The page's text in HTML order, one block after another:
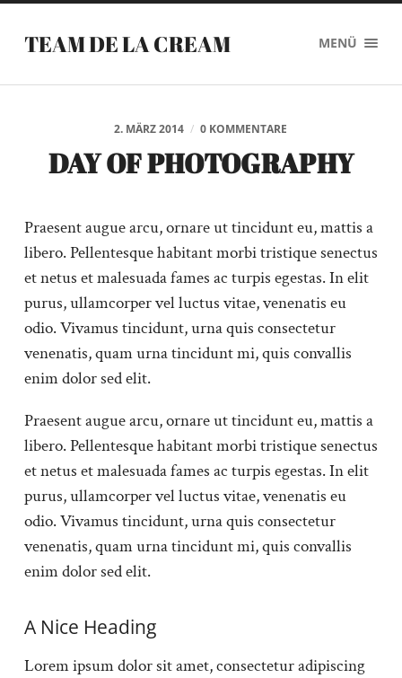
TEAM DE LA CREAM MENÜ
2. MÄRZ 2014 / 0 KOMMENTARE
DAY OF PHOTOGRAPHY
Praesent augue arcu, ornare ut tincidunt eu, mattis a
libero. Pellentesque habitant morbi tristique senectus
et netus et malesuada fames ac turpis egestas. In elit
purus, ullamcorper vel luctus vitae, venenatis eu
odio. Vivamus tincidunt, urna quis consectetur
venenatis, quam urna tincidunt mi, quis convallis
enim dolor sed elit.
Praesent augue arcu, ornare ut tincidunt eu, mattis a
libero. Pellentesque habitant morbi tristique senectus
et netus et malesuada fames ac turpis egestas. In elit
purus, ullamcorper vel luctus vitae, venenatis eu
odio. Vivamus tincidunt, urna quis consectetur
venenatis, quam urna tincidunt mi, quis convallis
enim dolor sed elit.
A Nice Heading
Lorem ipsum dolor sit amet, consectetur adipiscing